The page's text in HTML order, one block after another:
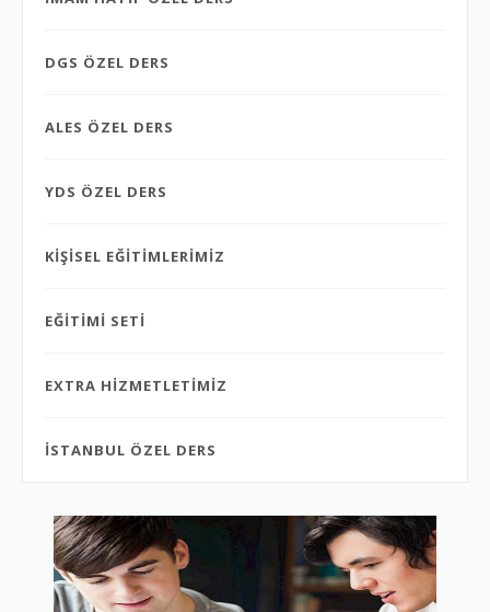
DGS ÖZEL DERS
ALES ÖZEL DERS
YDS ÖZEL DERS
KİŞİSEL EĞİTİMLERİMİZ
EĞİTİMİ SETİ
EXTRA HİZMETLETİMİZ
İSTANBUL ÖZEL DERS